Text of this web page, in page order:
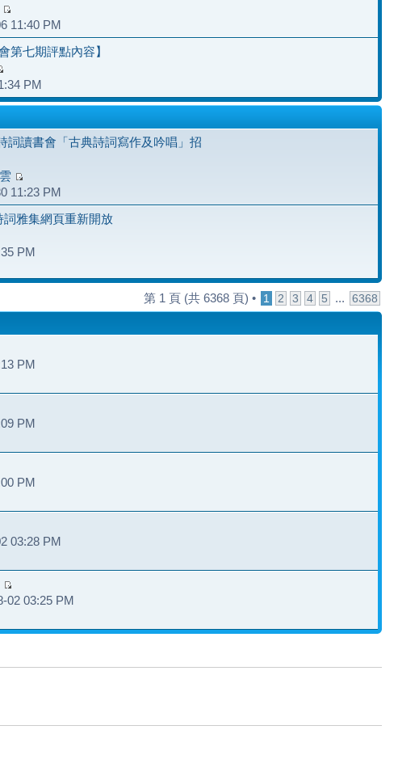
11:40 PM
第七期評點內容】
PM
詞讀書會「古典詩詞寫作及吟唱」招
11:23 PM
詞雅集網頁重新開放
PM
第 1 頁 (共 6368 頁) • 1 2 3 4 5 ...
6368
PM
PM
PM
03:28 PM
02 03:25 PM